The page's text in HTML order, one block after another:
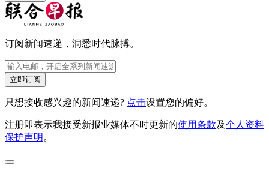
订阅新闻速递，洞悉时代脉搏。
立即订阅
只想接收感兴趣的新闻速递? 点击设置您的偏好。
注册即表示我接受新报业媒体不时更新的使用条款及个人资料
保护声明。